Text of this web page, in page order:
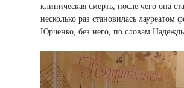
клиническая смерть, после чего она
несколько раз становилась
Юрченко, без него, по словам